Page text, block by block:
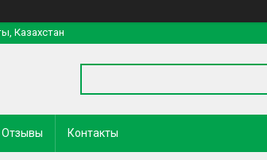
Казахстан
Отзывы Контакты